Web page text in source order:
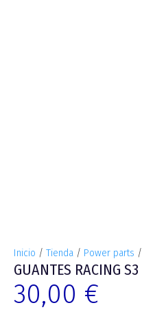
Inicio / Tienda / Power parts /
GUANTES RACING S3
30,00 €